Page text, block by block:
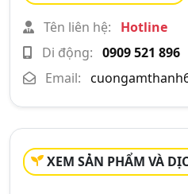
Tên liên hệ:
Hotline
Di động: 0909 521 896
Email:
XEM SẢN PHẨM VÀ